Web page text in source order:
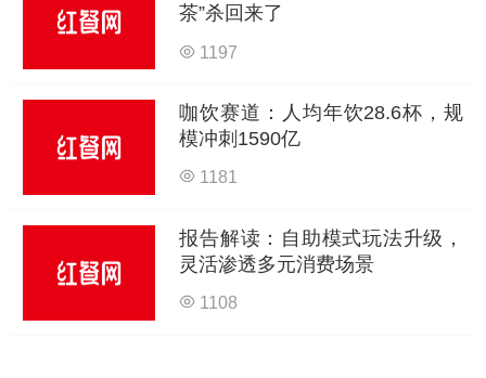
茶”杀回来了
1197
咖饮赛道：人均年饮28.6杯，规
模冲刺1590亿
1181
报告解读：自助模式玩法升级，
灵活渗透多元消费场景
1108